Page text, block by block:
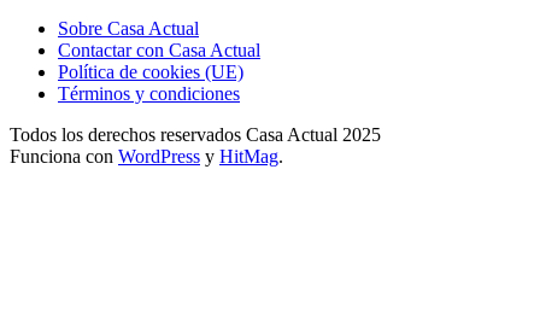
Sobre Casa Actual
Contactar con Casa Actual
Política de cookies (UE)
Términos y condiciones
Todos los derechos reservados Casa Actual 2025
Funciona con WordPress y HitMag.